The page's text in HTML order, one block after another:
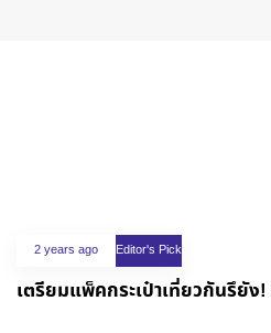
2 years ago Editor's Pick